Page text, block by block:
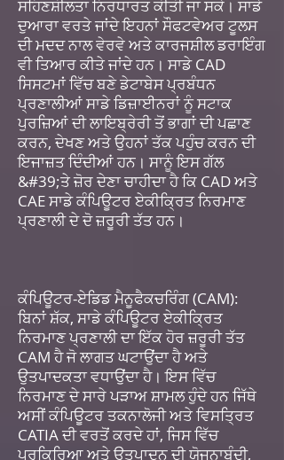
ਸਹਿਣਸ਼ੀਲਤਾ ਨਿਰਧਾਰਤ ਕੀਤੀ ਜਾ ਸਕੇ। ਸਾਡੇ
ਦੁਆਰਾ ਵਰਤੇ ਜਾਂਦੇ ਇਹਨਾਂ ਸੌਫਟਵੇਅਰ ਟੂਲਸ
ਦੀ ਮਦਦ ਨਾਲ ਵੇਰਵੇ ਅਤੇ ਕਾਰਜਸ਼ੀਲ ਡਰਾਇੰਗ
ਵੀ ਤਿਆਰ ਕੀਤੇ ਜਾਂਦੇ ਹਨ। ਸਾਡੇ CAD
ਸਿਸਟਮਾਂ ਵਿੱਚ ਬਣੇ ਡੇਟਾਬੇਸ ਪ੍ਰਬੰਧਨ
ਪ੍ਰਣਾਲੀਆਂ ਸਾਡੇ ਡਿਜ਼ਾਈਨਰਾਂ ਨੂੰ ਸਟਾਕ
ਪੁਰਜ਼ਿਆਂ ਦੀ ਲਾਇਬ੍ਰੇਰੀ ਤੋਂ ਭਾਗਾਂ ਦੀ ਪਛਾਣ
ਕਰਨ, ਦੇਖਣ ਅਤੇ ਉਹਨਾਂ ਤੱਕ ਪਹੁੰਚ ਕਰਨ ਦੀ
ਇਜਾਜ਼ਤ ਦਿੰਦੀਆਂ ਹਨ। ਸਾਨੂੰ ਇਸ ਗੱਲ
&#39;ਤੇ ਜ਼ੋਰ ਦੇਣਾ ਚਾਹੀਦਾ ਹੈ ਕਿ CAD ਅਤੇ
CAE ਸਾਡੇ ਕੰਪਿਊਟਰ ਏਕੀਕ੍ਰਿਤ ਨਿਰਮਾਣ
ਪ੍ਰਣਾਲੀ ਦੇ ਦੋ ਜ਼ਰੂਰੀ ਤੱਤ ਹਨ।
ਕੰਪਿਊਟਰ-ਏਡਿਡ ਮੈਨੂਫੈਕਚਰਿੰਗ (CAM):
ਬਿਨਾਂ ਸ਼ੱਕ, ਸਾਡੇ ਕੰਪਿਊਟਰ ਏਕੀਕ੍ਰਿਤ
ਨਿਰਮਾਣ ਪ੍ਰਣਾਲੀ ਦਾ ਇੱਕ ਹੋਰ ਜ਼ਰੂਰੀ ਤੱਤ
CAM ਹੈ ਜੋ ਲਾਗਤ ਘਟਾਉਂਦਾ ਹੈ ਅਤੇ
ਉਤਪਾਦਕਤਾ ਵਧਾਉਂਦਾ ਹੈ। ਇਸ ਵਿੱਚ
ਨਿਰਮਾਣ ਦੇ ਸਾਰੇ ਪੜਾਅ ਸ਼ਾਮਲ ਹੁੰਦੇ ਹਨ ਜਿੱਥੇ
ਅਸੀਂ ਕੰਪਿਊਟਰ ਤਕਨਾਲੋਜੀ ਅਤੇ ਵਿਸਤ੍ਰਿਤ
CATIA ਦੀ ਵਰਤੋਂ ਕਰਦੇ ਹਾਂ, ਜਿਸ ਵਿੱਚ
ਪ੍ਰਕਿਰਿਆ ਅਤੇ ਉਤਪਾਦਨ ਦੀ ਯੋਜਨਾਬੰਦੀ,